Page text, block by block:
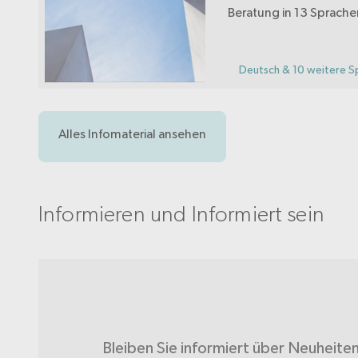
Beratung in 13
Verhaltenssüchten
Deutsch & 10 weitere
Alles Infomaterial ansehen
Informieren und Informiert sein
Bleiben Sie informiert über